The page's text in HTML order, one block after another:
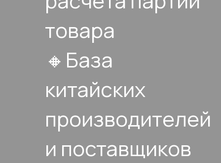
товара
🔸База
китайских
производителей
и поставщиков